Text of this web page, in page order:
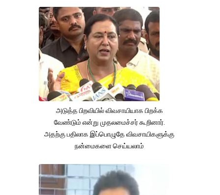
அடுத்த பிறவியில் விவசாயியாக பிறக்க
வேண்டும் என்று முதலமைச்சர் கூறினார்.
அதற்கு பதிலாக இப்பொழுதே விவசாயிகளுக்கு
நன்மைகளை செய்யலாம்